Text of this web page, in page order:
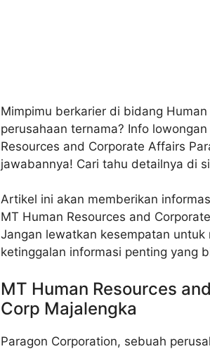
Mimpimu berkarier di bidang
perusahaan ternama? Info
Resources and Corporate Affairs
jawabannya! Cari tahu detailnya di
Artikel ini akan memberikan
MT Human Resources and
Jangan lewatkan kesempatan
ketinggalan informasi penting yang
MT Human Resources
Corp Majalengka
Paragon Corporation, sebuah